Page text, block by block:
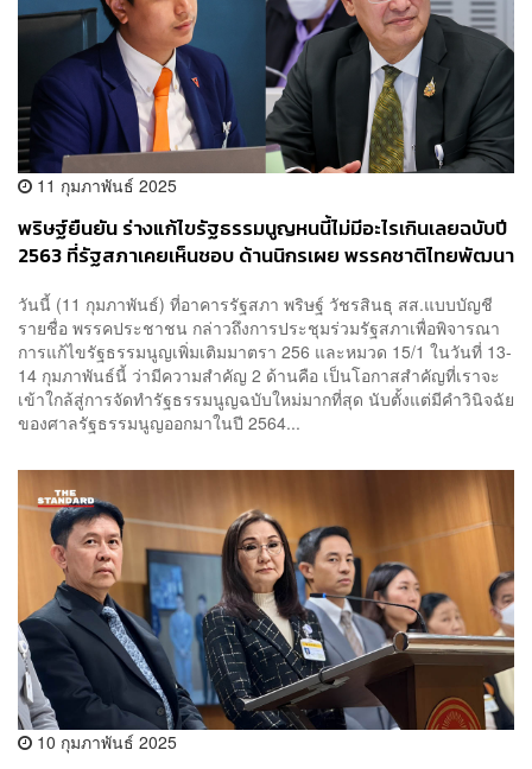
11 กุมภาพันธ์ 2025
พริษฐ์ยืนยัน ร่างแก้ไขรัฐธรรมนูญหนนี้ไม่มีอะไรเกินเลยฉบับปี
2563 ที่รัฐสภาเคยเห็นชอบ ด้านนิกรเผย พรรคชาติไทยพัฒนา
วันนี้ (11 กุมภาพันธ์) ที่อาคารรัฐสภา พริษฐ์ วัชรสินธุ สส.แบบบัญชี
รายชื่อ พรรคประชาชน กล่าวถึงการประชุมร่วมรัฐสภาเพื่อพิจารณา
การแก้ไขรัฐธรรมนูญเพิ่มเติมมาตรา 256 และหมวด 15/1 ในวันที่ 13-
14 กุมภาพันธ์นี้ ว่ามีความสำคัญ 2 ด้านคือ เป็นโอกาสสำคัญที่เราจะ
เข้าใกล้สู่การจัดทำรัฐธรรมนูญฉบับใหม่มากที่สุด นับตั้งแต่มีคำวินิจฉัย
ของศาลรัฐธรรมนูญออกมาในปี 2564...
10 กุมภาพันธ์ 2025